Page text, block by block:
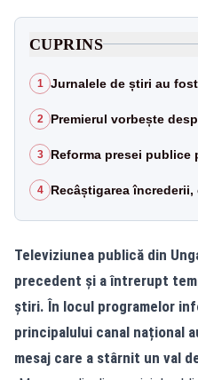
CUPRINS
1 Jurnalele de știri au
2 Premierul vorbește
3 Reforma presei
4 Recâștigarea încrederii,
Televiziunea publică din
precedent și a întrerupt
știri. În locul programelor
principalului canal național
mesaj care a stârnit un val